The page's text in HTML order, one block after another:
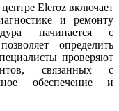
Eleroz включает
и ремонту
начинается с
определить
проверяют
связанных с
обеспечение и